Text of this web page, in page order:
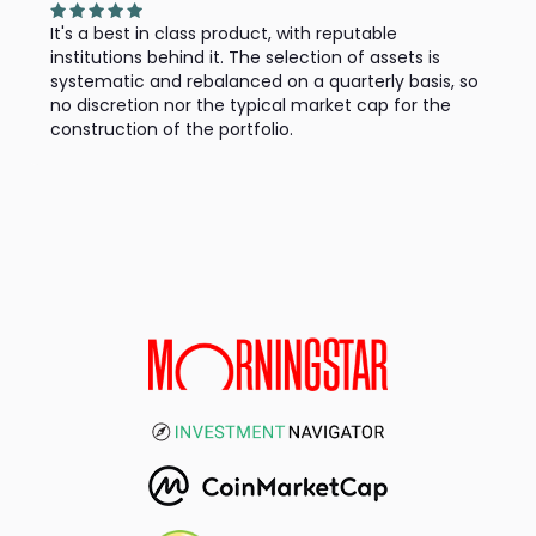
It's a best in class product, with reputable
institutions behind it. The selection of assets is
systematic and rebalanced on a quarterly basis, so
no discretion nor the typical market cap for the
construction of the portfolio.